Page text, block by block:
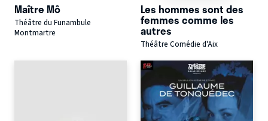
Maître Mô
Théâtre du Funambule
Montmartre
Les hommes sont des
femmes comme les
autres
Théâtre Comédie d'Aix